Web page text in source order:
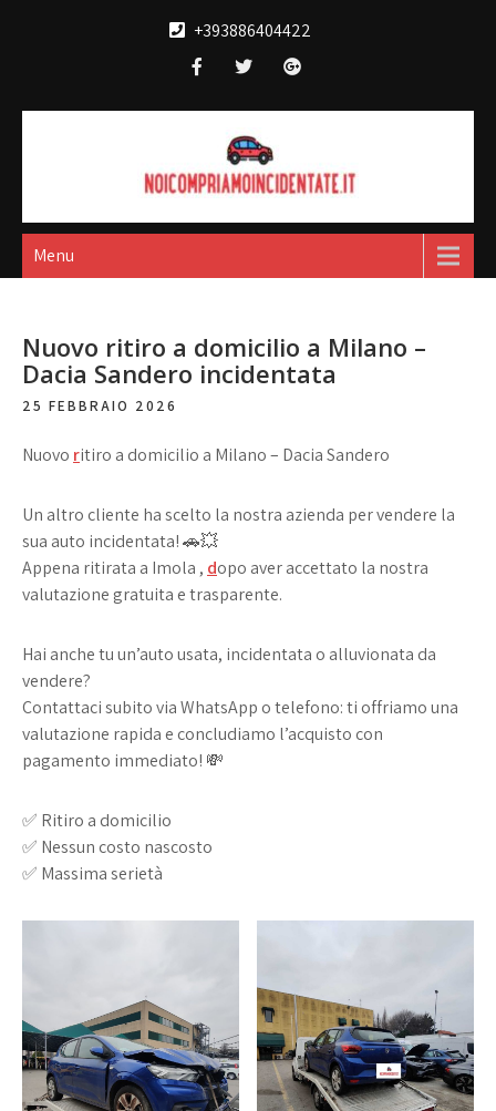
+393886404422
Noi compriamo
incidentate
broker acquisto e vendita automobili
Menu
Nuovo ritiro a domicilio a Milano –
Dacia Sandero incidentata
25 FEBBRAIO 2026
Nuovo ritiro a domicilio a Milano – Dacia Sandero
Un altro cliente ha scelto la nostra azienda per vendere la
sua auto incidentata! 🚗💥
Appena ritirata a Imola , dopo aver accettato la nostra
valutazione gratuita e trasparente.
Hai anche tu un’auto usata, incidentata o alluvionata da
vendere?
Contattaci subito via WhatsApp o telefono: ti offriamo una
valutazione rapida e concludiamo l’acquisto con
pagamento immediato! 💸
✅ Ritiro a domicilio
✅ Nessun costo nascosto
✅ Massima serietà